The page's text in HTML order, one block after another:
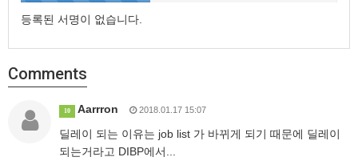
등록된 서명이 없습니다.
Comments
10 Aarrron 2018.01.17 15:07
딜레이 되는 이유는 job list 가 바뀌게 되기 때문에 딜레이
되는거라고 DIBP에서...